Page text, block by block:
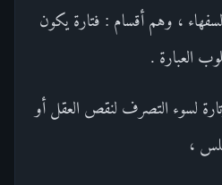
، وهم أقسام : فتارة يكون
العبارة .
لسوء التصرف لنقص العقل أو
،